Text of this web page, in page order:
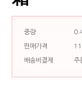
중량
판매가격
배송비결제 주